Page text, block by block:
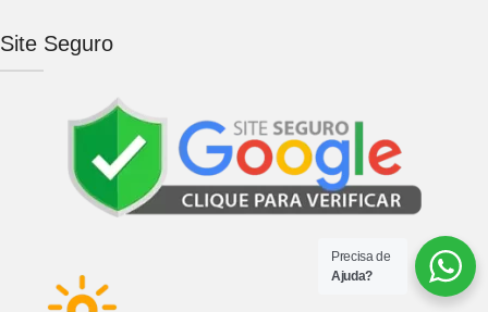
Site Seguro
Precisa de
Ajuda?